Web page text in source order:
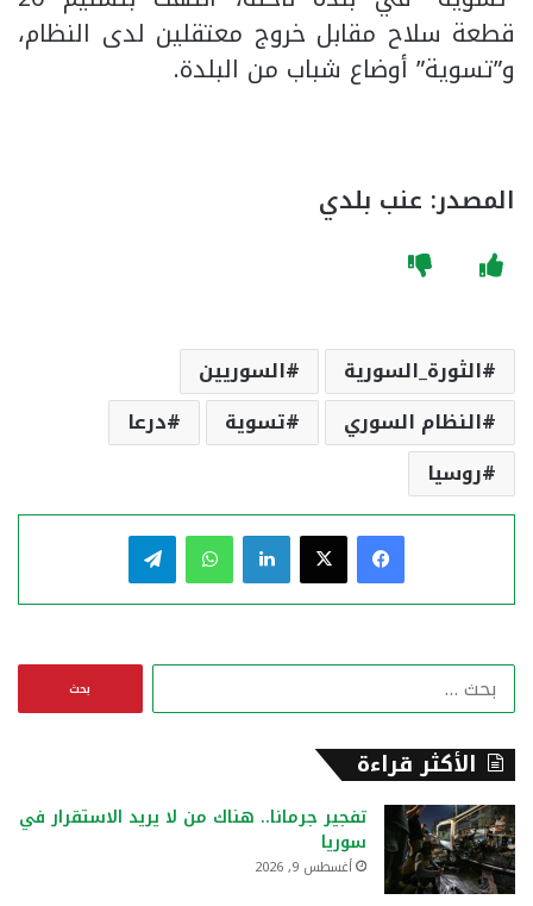
قطعة سلاح مقابل خروج معتقلين لدى النظام،
و”تسوية” أوضاع شباب من البلدة.
المصدر: عنب بلدي
الثورة_السورية
السوريين
النظام السوري
تسوية
درعا
روسيا
فيسبوك لينكدإن واتساب
ن
الأكثر قراءة
تفجير جرمانا.. هناك من لا يريد الاستقرار في
سوريا
أغسطس 9, 2026